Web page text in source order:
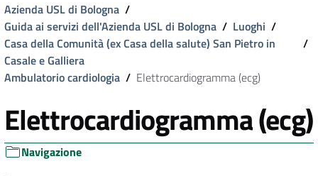
Azienda USL di Bologna /
Guida ai servizi dell'Azienda USL di Bologna / Luoghi /
Casa della Comunità (ex Casa della salute) San Pietro in
Casale e Galliera
/
Ambulatorio cardiologia / Elettrocardiogramma (ecg)
Elettrocardiogramma (ecg)
Navigazione